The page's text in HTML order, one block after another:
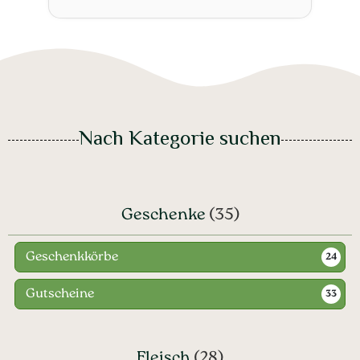
Nach Kategorie suchen
Geschenke (35)
Geschenkkörbe 24
Gutscheine 33